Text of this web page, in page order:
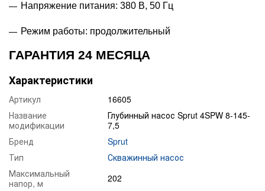
Напряжение питания: 380 В, 50 Гц
Режим работы: продолжительный
ГАРАНТИЯ 24 МЕСЯЦА
Характеристики
Артикул
16605
Название
модификации
Глубинный насос Sprut 4SPW 8-145-
7,5
Бренд
Sprut
Тип
Скважинный насос
Максимальный
напор, м
202